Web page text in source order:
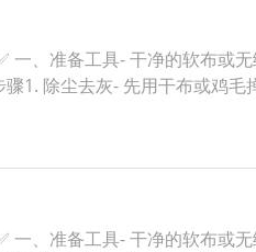
、准备工具- 干净的软布或
1. 除尘去灰- 先用干布或鸡
、准备工具- 干净的软布或